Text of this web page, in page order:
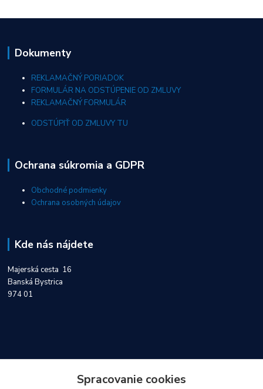
Dokumenty
REKLAMAČNÝ PORIADOK
FORMULÁR NA ODSTÚPENIE OD ZMLUVY
REKLAMAČNÝ FORMULÁR
ODSTÚPIŤ OD ZMLUVY TU
Ochrana súkromia a GDPR
Obchodné podmienky
Ochrana osobných údajov
Kde nás nájdete
Majerská cesta 16
Banská Bystrica
974 01
Spracovanie cookies